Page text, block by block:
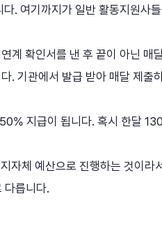
. 여기까지가 일반 활동지원사
계 확인서를 낸 후 끝이 아닌 매
. 기관에서 발급 받아 매달 제출
지급이 됩니다. 혹시 한달
자체 예산으로 진행하는 것이라
다릅니다.